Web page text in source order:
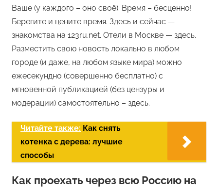
Ваше (у каждого – оно своё). Время – бесценно!
Берегите и цените время. Здесь и сейчас —
знакомства на 123ru.net. Отели в Москве — здесь.
Разместить свою новость локально в любом
городе (и даже, на любом языке мира) можно
ежесекундно (совершенно бесплатно) с
мгновенной публикацией (без цензуры и
модерации) самостоятельно – здесь.
Читайте также: Как снять
котенка с дерева: лучшие
способы
Как проехать через всю Россию на